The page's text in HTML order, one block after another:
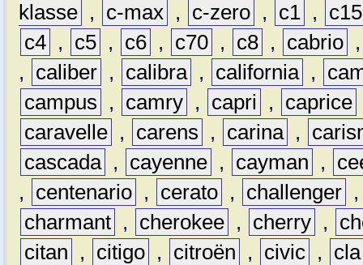
klasse , c-max , c-zero , c1 ,
c15
c4 , c5 , c6 , c70 , c8 , cabrio
,
caliber , calibra , california ,
campus
, camry , capri , caprice
caravelle , carens , carina ,
cascada , cayenne , cayman ,
,
centenario , cerato , challenger
charmant , cherokee , cherry ,
citan
, citigo , citroën , civic ,
cla